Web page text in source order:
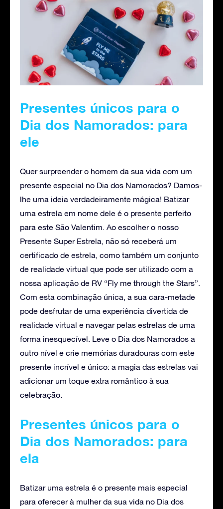
Presentes únicos para o
Dia dos Namorados: para
ele
Quer surpreender o homem da sua vida com um
presente especial no Dia dos Namorados? Damos-
lhe uma ideia verdadeiramente mágica! Batizar
uma estrela em nome dele é o presente perfeito
para este São Valentim. Ao escolher o nosso
Presente Super Estrela, não só receberá um
certificado de estrela, como também um conjunto
de realidade virtual que pode ser utilizado com a
nossa aplicação de RV “Fly me through the Stars”.
Com esta combinação única, a sua cara-metade
pode desfrutar de uma experiência divertida de
realidade virtual e navegar pelas estrelas de uma
forma inesquecível. Leve o Dia dos Namorados a
outro nível e crie memórias duradouras com este
presente incrível e único: a magia das estrelas vai
adicionar um toque extra romântico à sua
celebração.
Presentes únicos para o
Dia dos Namorados: para
ela
Batizar uma estrela é o presente mais especial
para oferecer à mulher da sua vida no Dia dos